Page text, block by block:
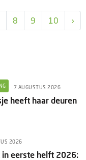
8 9 10 ›
7 AUGUSTUS 2026
heeft haar deuren
2026
in eerste helft 2026: